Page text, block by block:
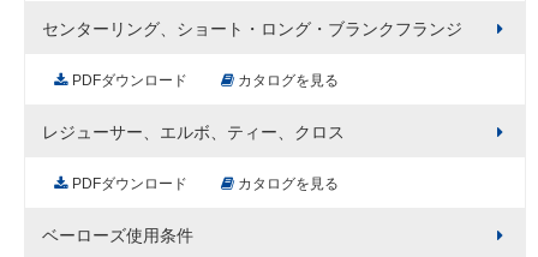
センターリング、ショート・ロング・ブランクフランジ
PDFダウンロード カタログを見る
レジューサー、エルボ、ティー、クロス
PDFダウンロード カタログを見る
ベーローズ使用条件